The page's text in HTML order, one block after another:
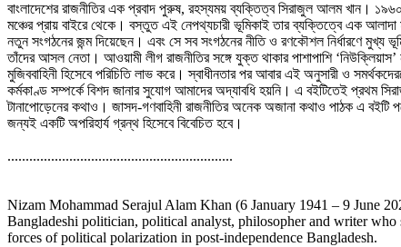
বাংলাদেশের রাজনীতির এক প্রবাদ পুরুষ, রহস্যময় ব্যক্তিত্ব সিরাজুল আলম খান। ১৯৬০
মঞ্চের প্রায় বাইরে থেকে। বস্তুত এই নেপথ্যচারী ভূমিকাই তার ব্যক্তিত্বে এক
নতুন সংগঠনের জন্ম দিয়েছেন। এবং সে সব সংগঠনের নীতি ও রণকৌশল নির্ধারণে মুখ্য
তাঁদের আসল নেতা। আওয়ামী লীগ রাজনীতির সঙ্গে যুক্ত থাকার পাশাপাশি
মুজিববাহিনী হিসেবে পরিচিতি লাভ করে। স্বাধীনতার পর আবার এই অনুসারী ও
কর্মকাণ্ড সম্পর্কে বিশদ জানার সুযােগ আমাদের অদ্যাবধি হয়নি। এ বইটিতেই প্রথম
টানাপােড়েনের কথাও। জাসদ-গণবাহিনী রাজনীতির অনেক অজানা কথাও পাঠক এ বইটি
জন্যই একটি অপরিহার্য গ্রন্থ হিসেবে বিবেচিত হবে।
..............................................................
Nizam Mohammad Serajul Alam Khan (6 January 1941 – 9 June
Bangladeshi politician, political analyst, philosopher and writer
forces of political polarization in post-independence Bangladesh.